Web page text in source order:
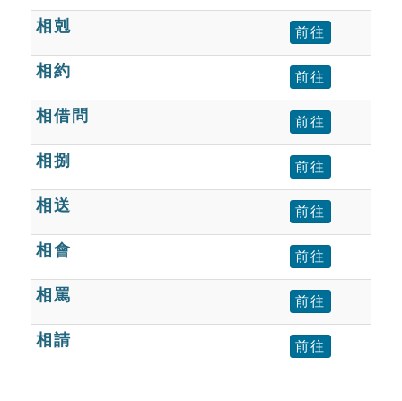
教學應用
貓頭鷹博士
相剋 前往
相約 前往
相借問 前往
相捌 前往
相送 前往
相會 前往
相罵 前往
相請 前往